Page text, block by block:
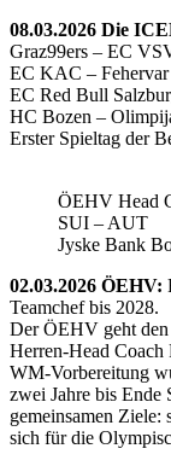
08.03.2026 Die
Graz99ers – EC
EC KAC –
EC Red Bull
HC Bozen –
Erster Spieltag der
ÖEHV Head
SUI – AUT
Jyske Bank
02.03.2026 ÖEHV:
Teamchef bis 2028.
Der ÖEHV geht
Herren-Head
WM-Vorbereitung
zwei Jahre bis Ende
gemeinsamen
sich für die